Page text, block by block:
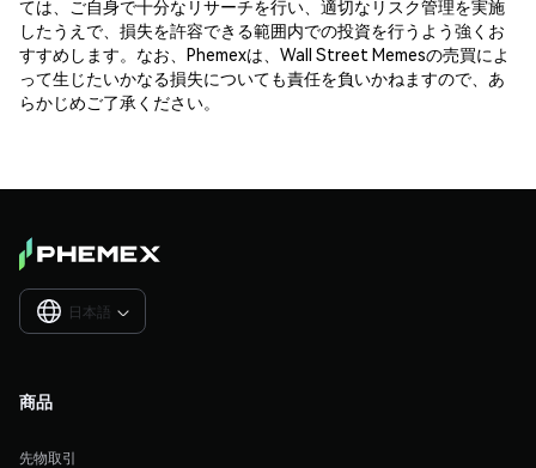
ては、ご自身で十分なリサーチを行い、適切なリスク管理を実施
したうえで、損失を許容できる範囲内での投資を行うよう強くお
すすめします。なお、Phemexは、Wall Street Memesの売買によ
って生じたいかなる損失についても責任を負いかねますので、あ
らかじめご了承ください。
日本語 
商品
先物取引